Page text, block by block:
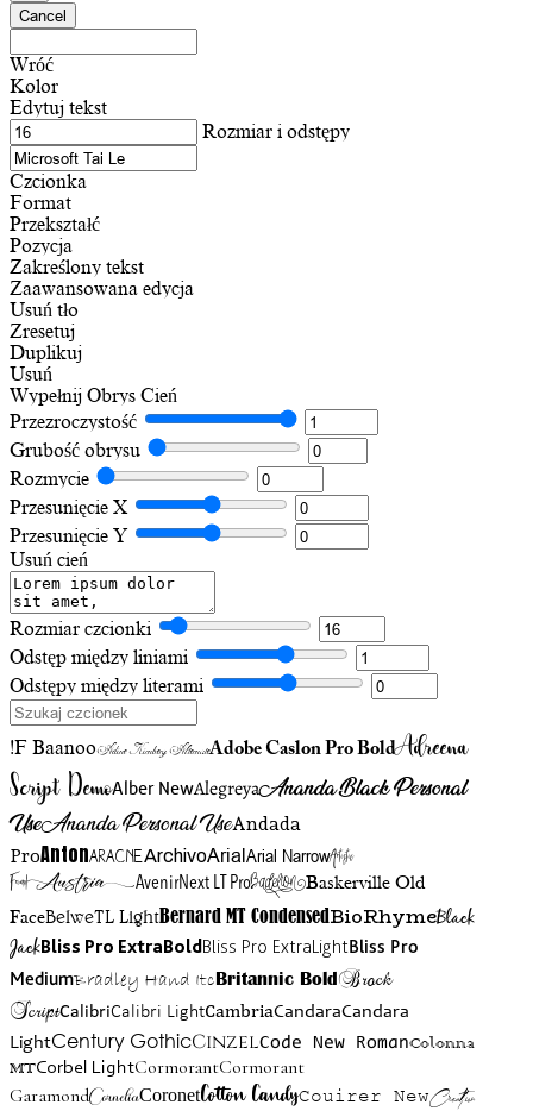
Cancel
Wróć
Kolor
Edytuj tekst
Rozmiar i odstępy
Czcionka
Format
Przekształć
Pozycja
Zakreślony tekst
Zaawansowana edycja
Usuń tło
Zresetuj
Duplikuj
Usuń
Wypełnij Obrys Cień
Przezroczystość
Grubość obrysu
Rozmycie
Przesunięcie X
Przesunięcie Y
Usuń cień
Rozmiar czcionki
Odstęp między liniami
Odstępy między literami
!F BaanooAdine Kirnberg AlternateAdobe Caslon Pro BoldAdreena
Script DemoAlber NewAlegreyaAnanda Black Personal
UseAnanda Personal UseAndada
ProAntonAracneArchivoArialArial NarrowArtistic
FriendAustriaAvenirNext LT ProBadelionBaskerville Old
FaceBelweTL LightBernard MT CondensedBioRhymeBlack
JackBliss Pro ExtraBoldBliss Pro ExtraLightBliss Pro
MediumBradley Hand Itc Britannic Bold Brock
ScriptCalibriCalibri LightCambriaCandaraCandara
LightCentury GothicCinzelCode New RomanColonna
MTCorbel LightCormorantCormorant
GaramondCorneliaCoronetCotton CandyCouirer NewCreattion